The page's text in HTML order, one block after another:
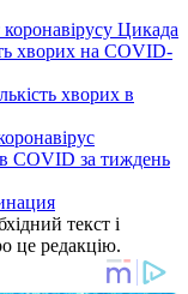
Цикада
хворих на COVID-
хворих в
COVID за тиждень
текст і
це редакцію.